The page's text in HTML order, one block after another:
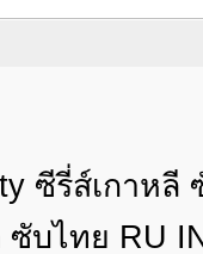
ซีรี่ส์เกาห
ซับไทย RU